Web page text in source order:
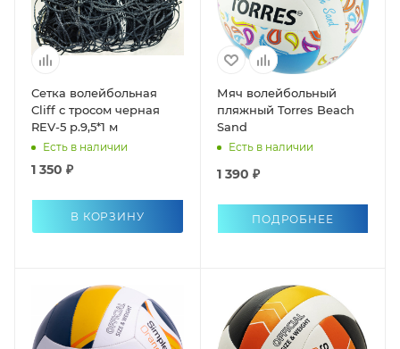
Сетка волейбольная
Cliff с тросом черная
REV-5 р.9,5*1 м
Есть в наличии
1 350 ₽
В КОРЗИНУ
Мяч волейбольный
пляжный Torres Beach
Sand
Есть в наличии
1 390 ₽
ПОДРОБНЕЕ